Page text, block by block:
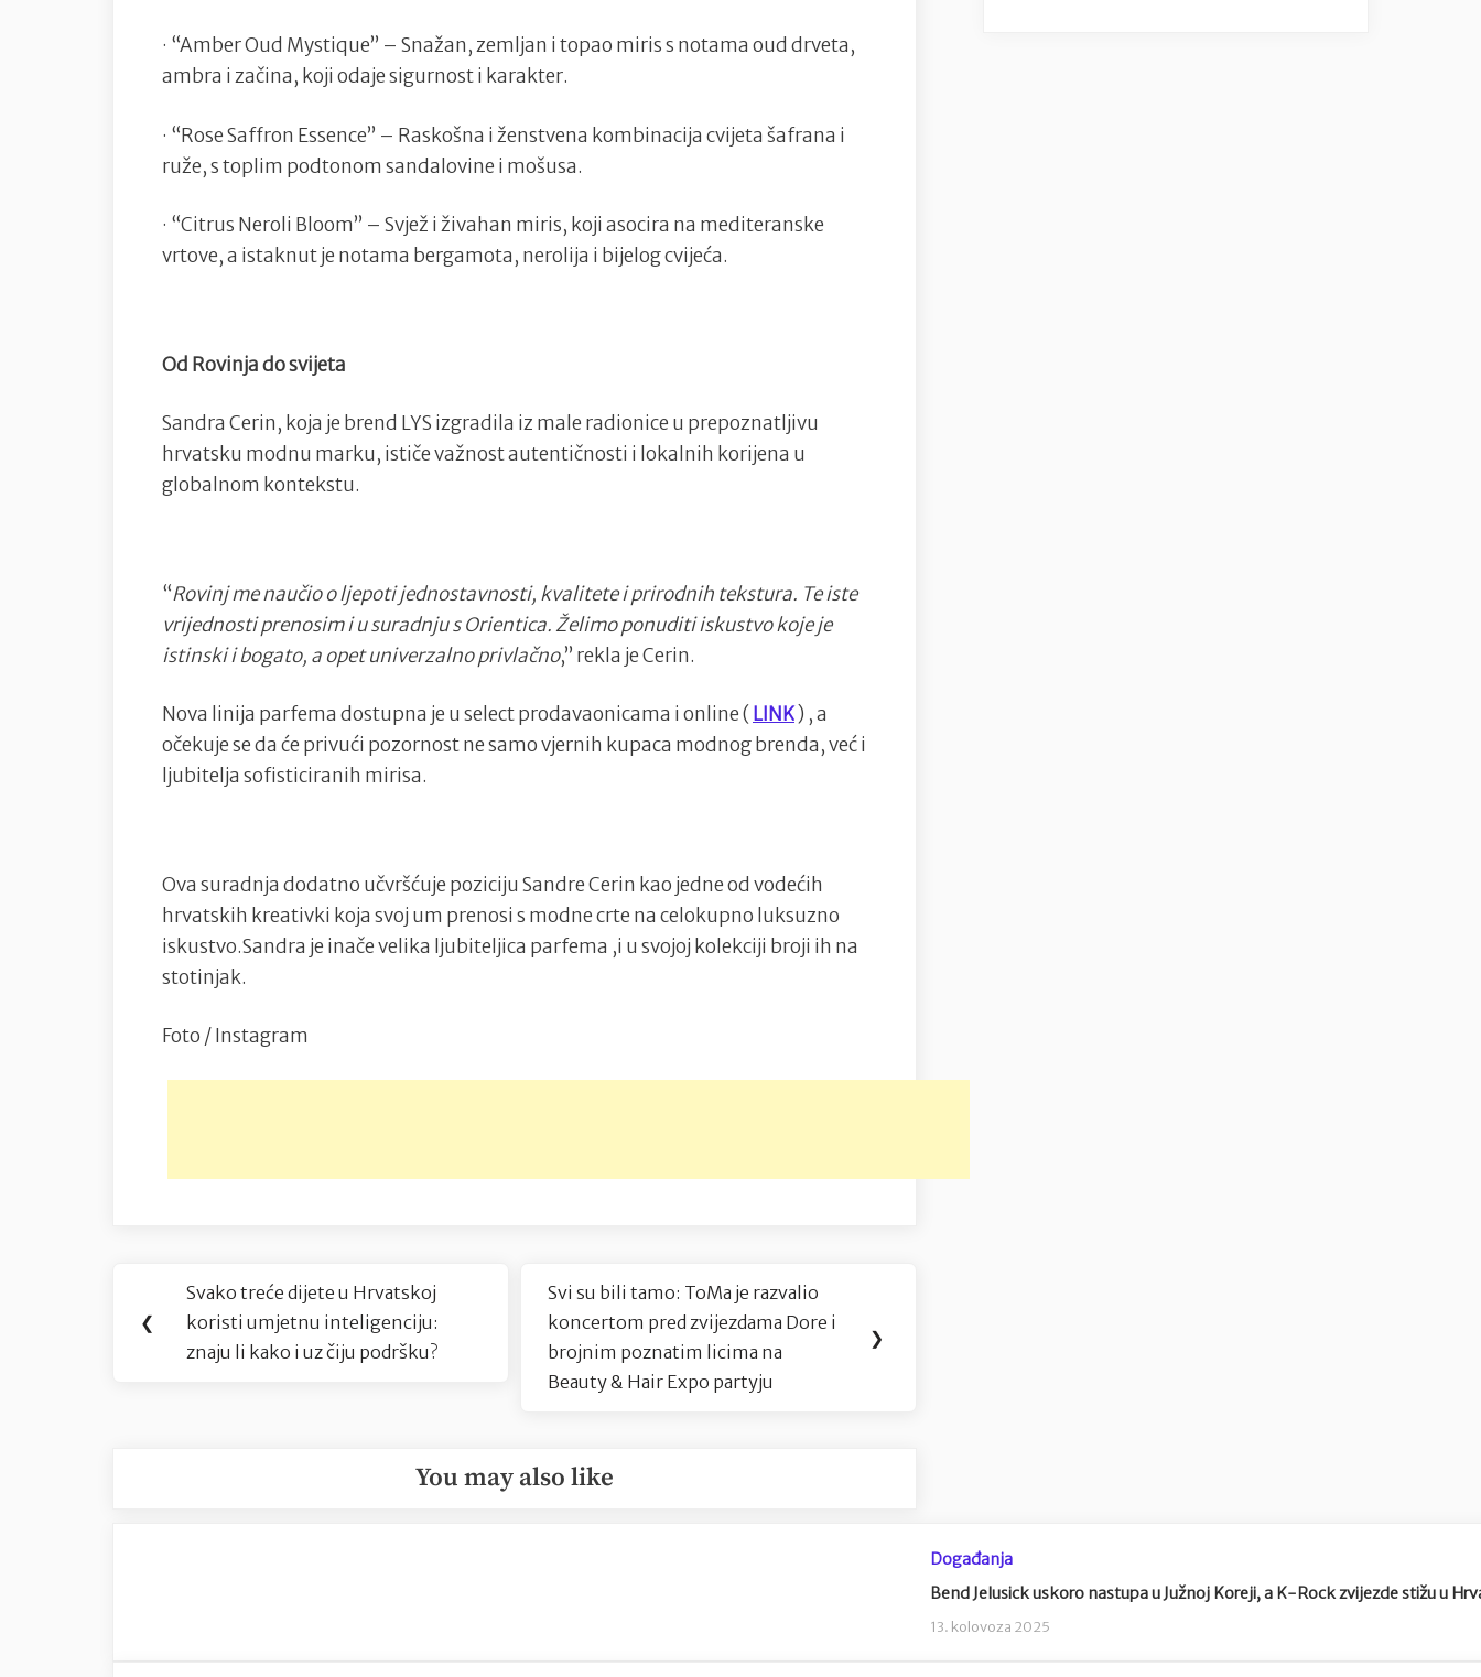
· “Amber Oud Mystique” – Snažan, zemljan i topao miris s notama oud drveta,
ambra i začina, koji odaje sigurnost i karakter.
· “Rose Saffron Essence” – Raskošna i ženstvena kombinacija cvijeta šafrana i
ruže, s toplim podtonom sandalovine i mošusa.
· “Citrus Neroli Bloom” – Svjež i živahan miris, koji asocira na mediteranske
vrtove, a istaknut je notama bergamota, nerolija i bijelog cvijeća.
Od Rovinja do svijeta
Sandra Cerin, koja je brend LYS izgradila iz male radionice u prepoznatljivu
hrvatsku modnu marku, ističe važnost autentičnosti i lokalnih korijena u
globalnom kontekstu.
“Rovinj me naučio o ljepoti jednostavnosti, kvalitete i prirodnih tekstura. Te iste
vrijednosti prenosim i u suradnju s Orientica. Želimo ponuditi iskustvo koje je
istinski i bogato, a opet univerzalno privlačno,” rekla je Cerin.
Nova linija parfema dostupna je u select prodavaonicama i online ( LINK) , a
očekuje se da će privući pozornost ne samo vjernih kupaca modnog brenda, već i
ljubitelja sofisticiranih mirisa.
Ova suradnja dodatno učvršćuje poziciju Sandre Cerin kao jedne od vodećih
hrvatskih kreativki koja svoj um prenosi s modne crte na celokupno luksuzno
iskustvo.Sandra je inače velika ljubiteljica parfema ,i u svojoj kolekciji broji ih na
stotinjak.
Foto / Instagram
Navigacija
objava
❮
Previous
Post:
Svako treće dijete u Hrvatskoj
koristi umjetnu inteligenciju:
znaju li kako i uz čiju podršku?
Next
Post:
Svi su bili tamo: ToMa je razvalio
koncertom pred zvijezdama Dore i
brojnim poznatim licima na
Beauty & Hair Expo partyju
❯
You may also like
Događanja
Bend Jelusick uskoro nastupa u Južnoj Koreji, a K-Rock zvijezde stižu u
13. kolovoza 2025